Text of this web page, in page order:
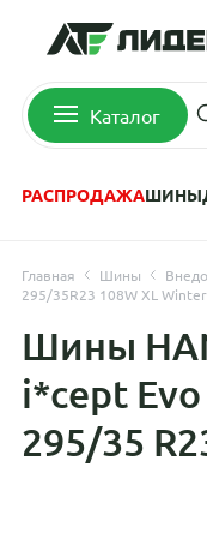
Каталог
РАСПРОДАЖАШИНЫ
Главная Шины
295/35R23 108W XL
Шины
i*cept Evo
295/35